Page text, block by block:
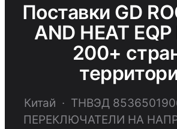
Поставки GD
AND HEAT
200+
Китай · ТНВЭД
ПЕРЕКЛЮЧАТЕЛИ НА